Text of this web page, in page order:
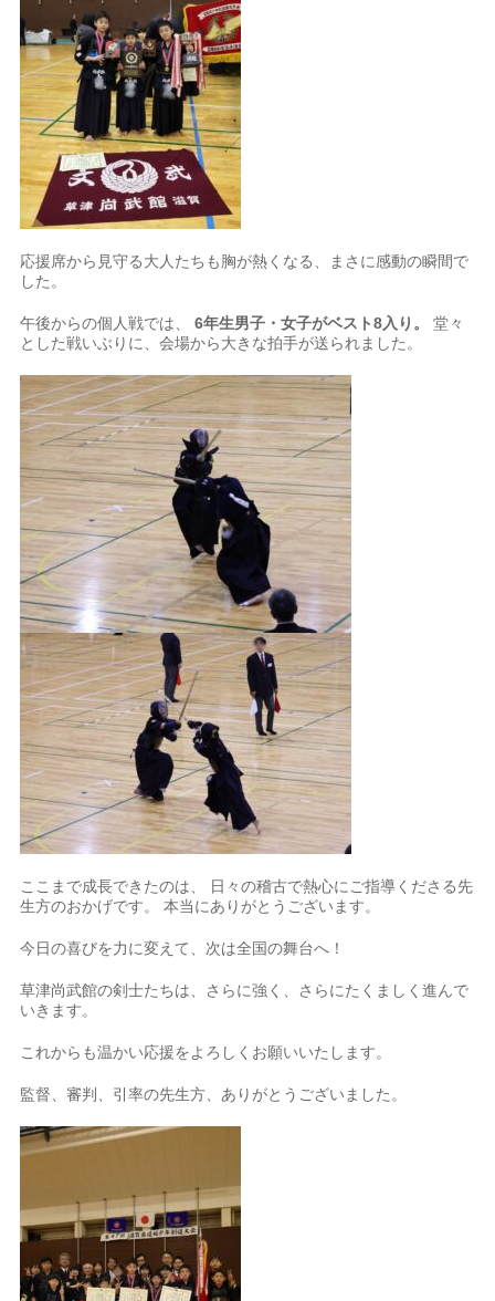
応援席から見守る大人たちも胸が熱くなる、まさに感動の瞬間で
した。
午後からの個人戦では、6年生男子・女子がベスト8入り。
堂々
とした戦いぶりに、会場から大きな拍手が送られました。
ここまで成長できたのは、 日々の稽古で熱心にご指導くださる先
生方のおかげです。 本当にありがとうございます。
今日の喜びを力に変えて、次は全国の舞台へ！
草津尚武館の剣士たちは、さらに強く、さらにたくましく進んで
いきます。
これからも温かい応援をよろしくお願いいたします。
監督、審判、引率の先生方、ありがとうございました。